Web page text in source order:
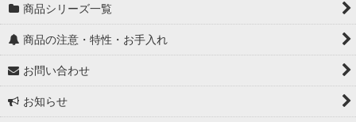
商品シリーズ一覧
商品の注意・特性・お手入れ
お問い合わせ
お知らせ